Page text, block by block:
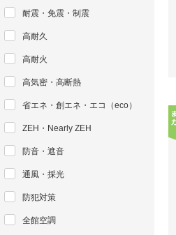
耐震・免震・制震
高耐久
高耐火
高気密・高断熱
省エネ・創エネ・エコ（eco）
ZEH・Nearly ZEH
防音・遮音
通風・採光
防犯対策
全館空調